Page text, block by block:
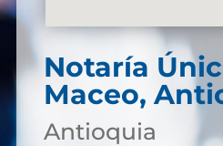
Notaría
Maceo,
Antioquia